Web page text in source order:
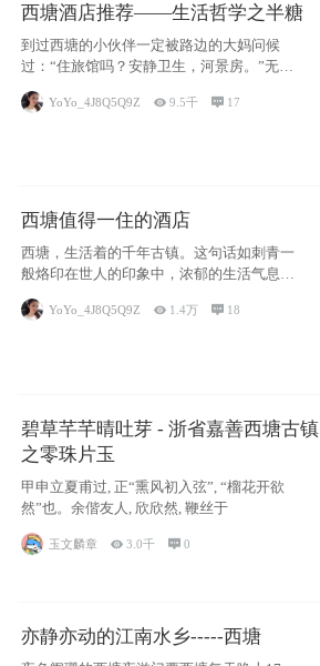
西塘酒店推荐——生活哲学之半糖
到过西塘的小伙伴一定被路边的大妈问候
过：“住旅馆吗？安静卫生，河景房。”无意
YoYo_4J8Q5Q9Z 9.5千  17
西塘值得一住的酒店
西塘，生活着的千年古镇。这句话如刺青一
般烙印在世人的印象中，浓郁的生活气息，
小桥流水
YoYo_4J8Q5Q9Z  1.4万  18
碧草芊芊晴吐芽 - 浙省嘉善西塘古镇
之零珠片玉
甲申立夏甫过, 正“熏风初入弦”, “榴花开欲
然”也。余偕友人, 欣欣然, 鞭丝于
玉文麟章  3.0千 0
亦静亦动的江南水乡-----西塘